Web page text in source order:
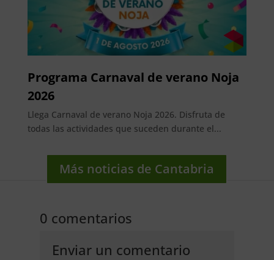
Programa Carnaval de verano Noja
2026
Llega Carnaval de verano Noja 2026. Disfruta de
todas las actividades que suceden durante el...
Más noticias de Cantabria
0 comentarios
Enviar un comentario